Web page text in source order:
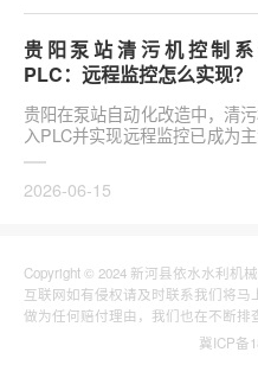
贵阳泵站清污机控制
PLC：远程监控怎么实现？
贵阳在泵站自动化改造中，清
入PLC并实现远程监控已成为
传统清污机多采用继电器硬接线
2026-06-15
Copyright © 2024 新河县依水水利机
互联网如有侵权请及时联系我们将
做为任何赔付理由，我们也在不断排
冀ICP备